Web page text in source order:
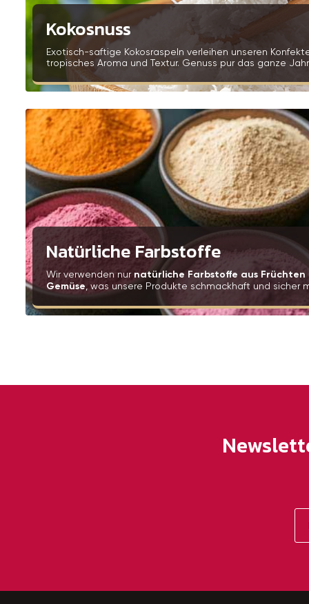
Kokosnuss
Exotisch-saftige Kokosraspeln verleihen unseren
tropisches Aroma und Textur. Genuss pur das ganze
Natürliche Farbstoffe
Wir verwenden nur natürliche Farbstoffe aus Früchten
Gemüse , was unsere Produkte schmackhaft und sicher